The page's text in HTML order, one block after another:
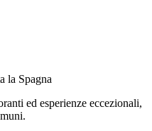
la Spagna
ed esperienze eccezionali,